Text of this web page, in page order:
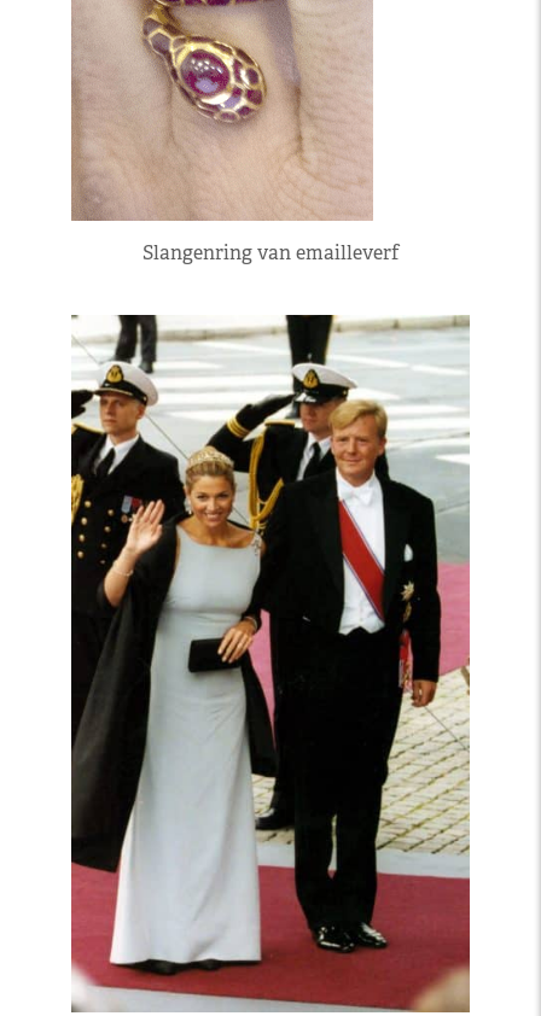
Slangenring van emailleverf